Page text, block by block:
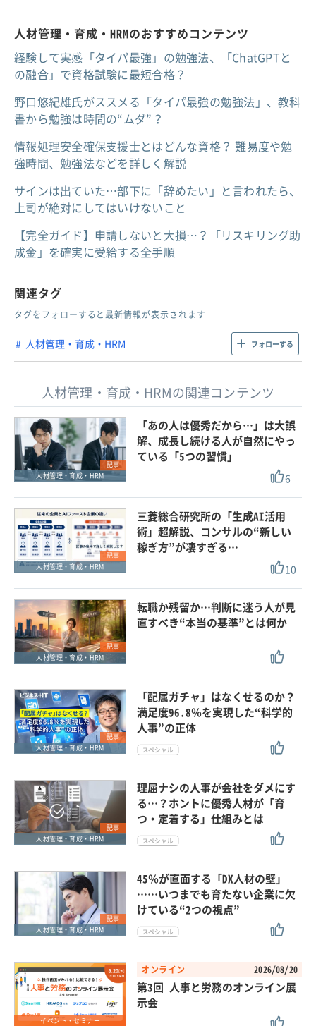
人材管理・育成・HRMのおすすめコンテンツ
経験して実感「タイパ最強」の勉強法、「ChatGPTと
の融合」で資格試験に最短合格？
野口悠紀雄氏がススメる「タイパ最強の勉強法」、教科
書から勉強は時間の“ムダ”？
情報処理安全確保支援士とはどんな資格？ 難易度や勉
強時間、勉強法などを詳しく解説
サインは出ていた…部下に「辞めたい」と言われたら、
上司が絶対にしてはいけないこと
【完全ガイド】申請しないと大損…？「リスキリング助
成金」を確実に受給する全手順
関連タグ
タグをフォローすると最新情報が表示されます
人材管理・育成・HRM フォローする
人材管理・育成・HRMの関連コンテンツ
記事
人材管理・育成・HRM
「あの人は優秀だから…」は大誤
解、成長し続ける人が自然にやっ
ている「5つの習慣」
6
記事
人材管理・育成・HRM
三菱総合研究所の「生成AI活用
術」超解説、コンサルの“新しい
稼ぎ方”が凄すぎる…
10
記事
人材管理・育成・HRM
転職か残留か…判断に迷う人が見
直すべき“本当の基準”とは何か
記事
人材管理・育成・HRM
「配属ガチャ」はなくせるのか？
満足度96.8％を実現した“科学的
人事”の正体
記事
人材管理・育成・HRM
理屈ナシの人事が会社をダメにす
る…？ホントに優秀人材が「育
つ・定着する」仕組みとは
記事
人材管理・育成・HRM
45％が直面する「DX人材の壁」
……いつまでも育たない企業に欠
けている“2つの視点”
イベント・セミナー
オンライン 2026/08/20
第3回 人事と労務のオンライン展
示会